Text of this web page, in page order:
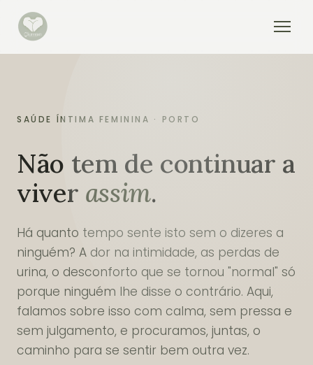
SAÚDE ÍNTIMA FEMININA · PORTO
Não tem de continuar a
viver assim.
Há quanto tempo sente isto sem o dizeres a
ninguém? A dor na intimidade, as perdas de
urina, o desconforto que se tornou "normal" só
porque ninguém lhe disse o contrário. Aqui,
falamos sobre isso com calma, sem pressa e
sem julgamento, e procuramos, juntas, o
caminho para se sentir bem outra vez.